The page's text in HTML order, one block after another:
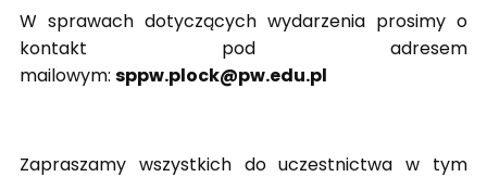
W sprawach dotyczących wydarzenia prosimy o
kontakt pod adresem
mailowym: sppw.plock@pw.edu.pl
Zapraszamy wszystkich do uczestnictwa w tym